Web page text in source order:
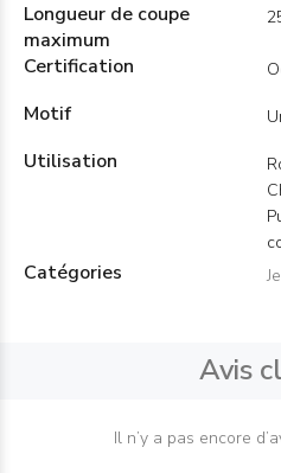
Longueur de coupe
maximum
Certification
Motif
Utilisation
Catégories
Avis
Il n’y a pas encore